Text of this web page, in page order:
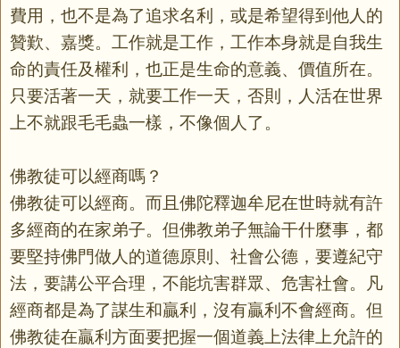
費用，也不是為了追求名利，或是希望得到他人的
贊歎、嘉獎。工作就是工作，工作本身就是自我生
命的責任及權利，也正是生命的意義、價值所在。
只要活著一天，就要工作一天，否則，人活在世界
上不就跟毛毛蟲一樣，不像個人了。
佛教徒可以經商嗎？
佛教徒可以經商。而且佛陀釋迦牟尼在世時就有許
多經商的在家弟子。但佛教弟子無論干什麼事，都
要堅持佛門做人的道德原則、社會公德，要遵紀守
法，要講公平合理，不能坑害群眾、危害社會。凡
經商都是為了謀生和贏利，沒有贏利不會經商。但
佛教徒在贏利方面要把握一個道義上法律上允許的